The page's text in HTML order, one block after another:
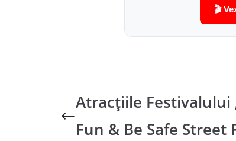
🎬
Atracțiile Festivalului
Fun & Be Safe Street